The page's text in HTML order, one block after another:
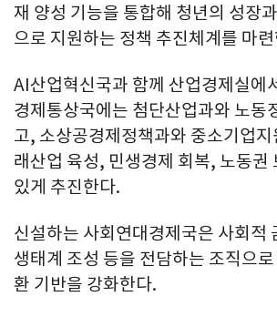
재 양성 기능을 통합해 청년의 성장
으로 지원하는 정책 추진체계를 마
AI산업혁신국과 함께 산업경제실에
경제통상국에는 첨단산업과와 노동
고, 소상공경제정책과와 중소기업지
래산업 육성, 민생경제 회복, 노동권
있게 추진한다.
신설하는 사회연대경제국은 사회적
생태계 조성 등을 전담하는 조직으
환 기반을 강화한다.